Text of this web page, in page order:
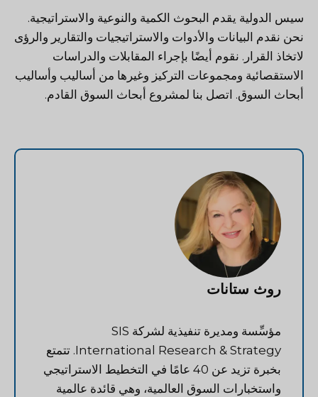
سيس الدولية يقدم البحوث الكمية والنوعية والاستراتيجية.
نحن نقدم البيانات والأدوات والاستراتيجيات والتقارير والرؤى
لاتخاذ القرار. نقوم أيضًا بإجراء المقابلات والدراسات
الاستقصائية ومجموعات التركيز وغيرها من أساليب وأساليب
أبحاث السوق. اتصل بنا لمشروع أبحاث السوق القادم.
روث ستانات
مؤسِّسة ومديرة تنفيذية لشركة SIS
International Research & Strategy. تتمتع
بخبرة تزيد عن 40 عامًا في التخطيط الاستراتيجي
واستخبارات السوق العالمية، وهي قائدة عالمية